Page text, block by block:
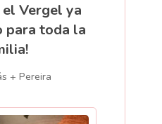
el Vergel ya
para toda la
+ Pereira